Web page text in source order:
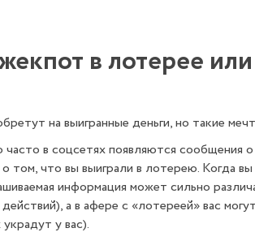
в лотерее
на выигранные деньги, но такие
в соцсетях появляются сообщения о
что вы выиграли в лотерею. Когда
информация может сильно
а в афере с «лотереей» вас
у вас).